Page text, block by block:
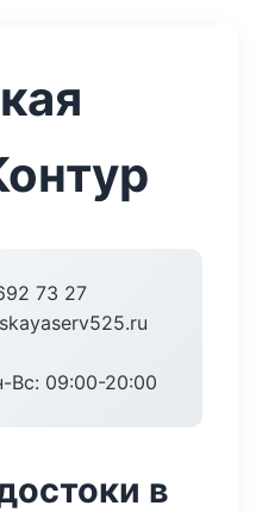
73 27
Вс: 09:00-20:00
в